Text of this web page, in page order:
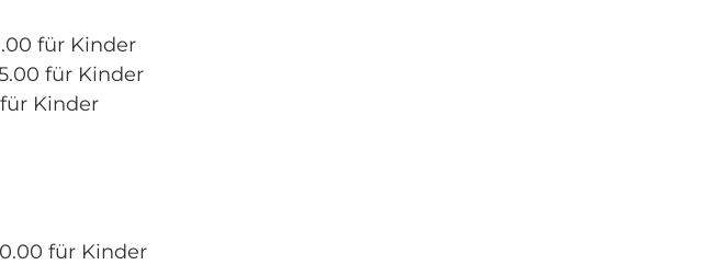
für Kinder
für Kinder
Kinder
für Kinder